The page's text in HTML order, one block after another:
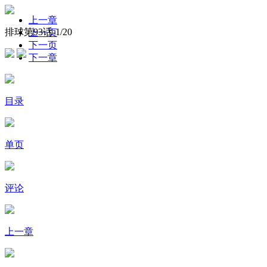
排球第93话-1/20
上一章
上一页
下一页
下一章
目录
单页
评论
上一章